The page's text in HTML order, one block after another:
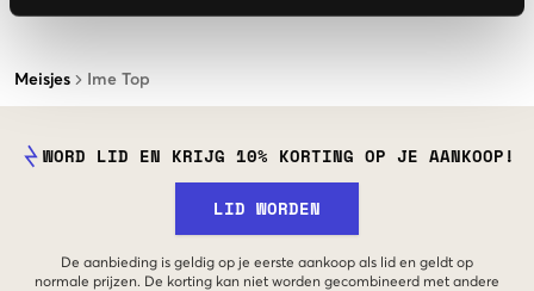
Meisjes Ime Top
WORD LID EN KRIJG 10% KORTING OP JE AANKOOP!
LID WORDEN
De aanbieding is geldig op je eerste aankoop als lid en geldt op
normale prijzen. De korting kan niet worden gecombineerd met andere